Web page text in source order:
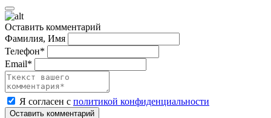
Оставить комментарий
Фамилия, Имя
Телефон*
Email*
Я согласен с политикой конфиденциальности